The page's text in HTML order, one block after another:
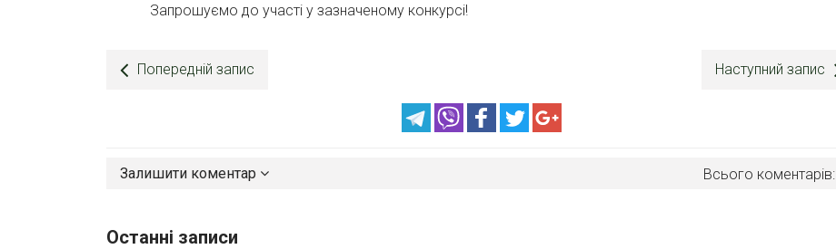
Запрошуємо до участі у зазначеному конкурсі!
Попередній запис Наступний запис
Всього коментарів:
Залишити коментар
Останні записи